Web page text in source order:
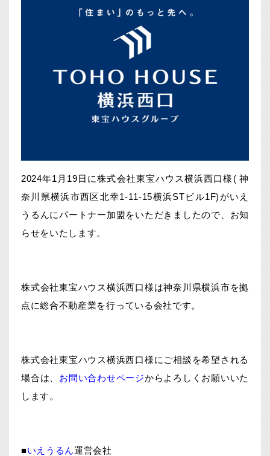
2024年1月19日に株式会社東宝ハウス横浜西口様( 神
奈川県横浜市西区北幸1-11-15横浜STビル1F)がいえ
うるんにパートナー加盟をいただきましたので、お知
らせをいたします。
株式会社東宝ハウス横浜西口様は神奈川県横浜市を拠
点に総合不動産業を行っている会社です。
株式会社東宝ハウス横浜西口様にご相談を希望される
場合は、 お問い合わせページからよろしくお願いいた
します。
■いえうるん運営会社